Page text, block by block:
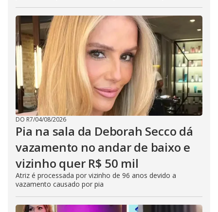
DO R7/04/08/2026
Pia na sala da Deborah Secco dá
vazamento no andar de baixo e
vizinho quer R$ 50 mil
Atriz é processada por vizinho de 96 anos devido a
vazamento causado por pia